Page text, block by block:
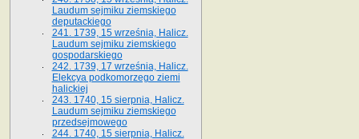
Laudum sejmiku ziemskiego
deputackiego
241. 1739, 15 września, Halicz.
Laudum sejmiku ziemskiego
gospodarskiego
242. 1739, 17 września, Halicz.
Elekcya podkomorzego ziemi
halickiej
243. 1740, 15 sierpnia, Halicz.
Laudum sejmiku ziemskiego
przedsejmowego
244. 1740, 15 sierpnia, Halicz.